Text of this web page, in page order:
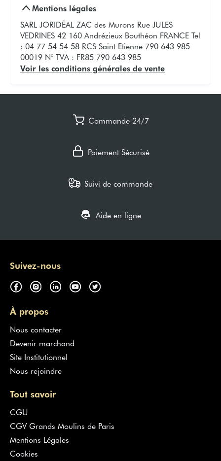
Mentions légales
SARL JORIDÉAL ZAC des Murons Rue JULES
VEDRINES 42 160 Andrézieux Bouthéon FRANCE Tel
: 04 77 54 54 58 RCS Saint Etienne 790 643 985
00019 N° TVA : FR85 790 643 985
Voir les conditions générales de vente
Commande 24/7
Paiement Sécurisé
Suivi de commande
Aide en ligne
Suivez-nous
À propos
Nous contacter
Devenir marchand
Site Institutionnel
Nous rejoindre
Tout savoir
CGU
CGV Grands Moulins de Paris
Mentions Légales
Cookies